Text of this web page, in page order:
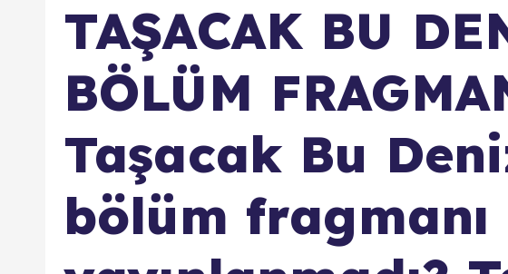
TAŞACAK BU
BÖLÜM
Taşacak Bu
bölüm fragmanı